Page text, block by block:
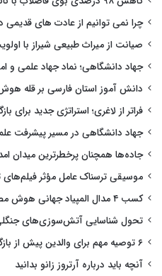
چرا نمی توانیم از عادت های قدیمی
صیانت از میراث طبیعی شیراز با
جهاد دانشگاهی؛ نماد جهاد علمی و
دانش آموز استان فارسی بر قله
فراتر از لاغری؛ استراتژی جدید
جهاد دانشگاهی در مسیر پیشرفت
جاده‌ها همچنان پرخطرترین میدان
موسیقی ترسناک عامل مؤثر فیلم‌های
کسب ۴ مدال المپیاد جهانی هوش مصنوعی برای ایران
تحول شناسایی آتش‌سوزی‌های
۶ توصیه مهم برای والدین پیش از بازگشایی مدارس
آنچه باید درباره آرتروز زانو بدانید